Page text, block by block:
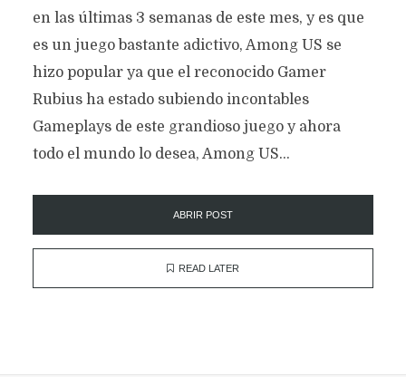
en las últimas 3 semanas de este mes, y es que
es un juego bastante adictivo, Among US se
hizo popular ya que el reconocido Gamer
Rubius ha estado subiendo incontables
Gameplays de este grandioso juego y ahora
todo el mundo lo desea, Among US...
ABRIR POST
READ LATER